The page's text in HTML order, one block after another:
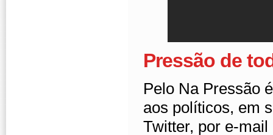
Pressão de
Pelo Na Pressão
aos políticos, em
Twitter, por e-